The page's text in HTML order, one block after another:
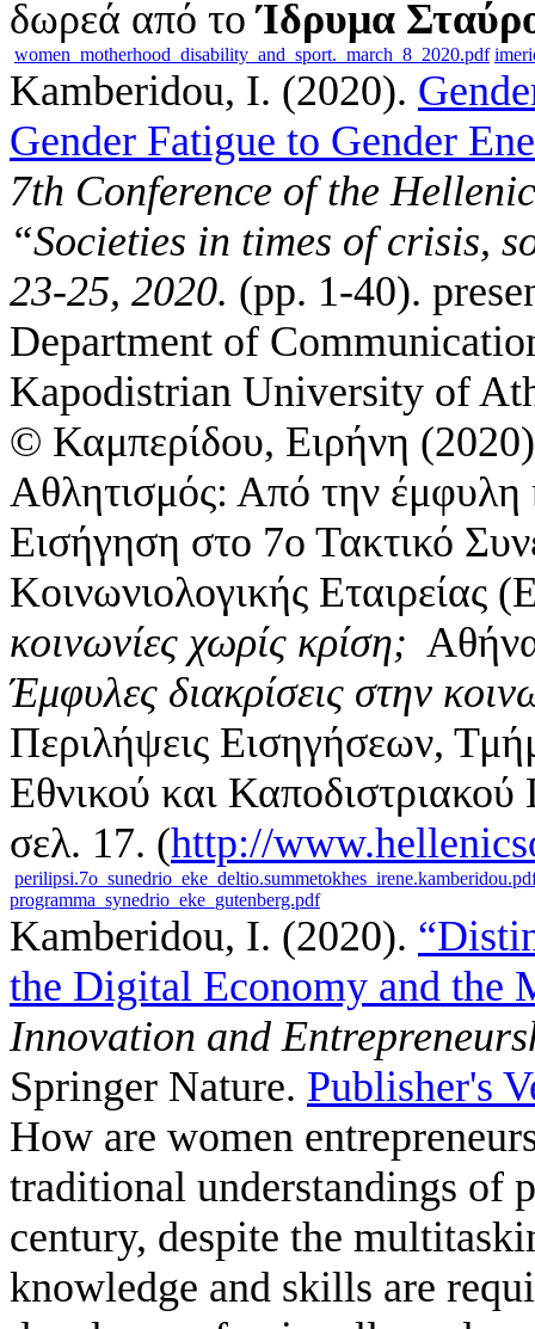
δωρεά από τοΊδρυμα
women_motherhood_disability_and_sport._march_8_2020.pdf
Kamberidou, I. (2020).
Gender Fatigue to Gender
7th Conference of the
“Societies in times of crisis,
23-25, 2020. (pp. 1-40).
Department of
Kapodistrian University of
© Καμπερίδου, Ειρήνη
Αθλητισμός: Από την
Εισήγηση στο 7ο Τακτικό
Κοινωνιολογικής
κοινωνίες χωρίς κρίση;
Έμφυλες διακρίσεις στην
Περιλήψεις Εισηγήσεων,
Εθνικού και
σελ. 17. (http://
programma_synedrio_eke_gutenberg.pdf
Kamberidou, I. (2020).
the Digital Economy and the
Innovation and
Springer Nature. Publisher's
How are women
traditional understandings of
century, despite the
knowledge and skills are